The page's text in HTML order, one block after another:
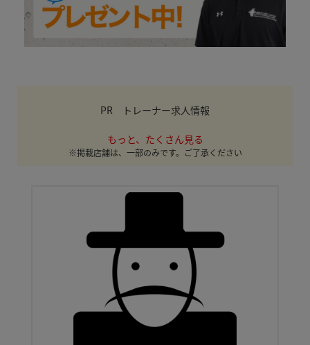
PR トレーナー求人情報
もっと、たくさん見る
※掲載店舗は、一部のみです。ご了承ください